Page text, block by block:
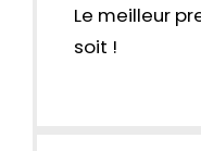
Le meilleur
soit !